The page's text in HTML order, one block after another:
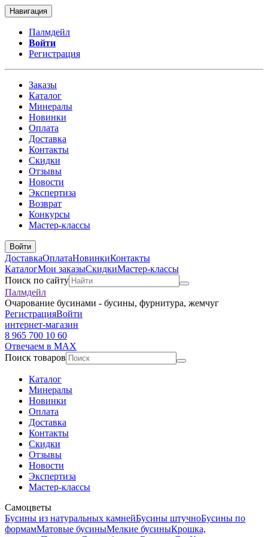
Навигация
Палмдейл
Войти
Регистрация
Заказы
Каталог
Минералы
Новинки
Оплата
Доставка
Контакты
Скидки
Отзывы
Новости
Экспертиза
Возврат
Конкурсы
Мастер-классы
Войти
ДоставкаОплатаНовинкиКонтакты
КаталогМои заказыСкидкиМастер-классы
Поиск по сайту
Палмдейл
Очарование бусинами - бусины, фурнитура, жемчуг
РегистрацияВойти
интернет-магазин
8 965 700 10 60
Отвечаем в MAX
Поиск товаров
Каталог
Минералы
Новинки
Оплата
Доставка
Контакты
Скидки
Отзывы
Новости
Экспертиза
Мастер-классы
Самоцветы
Бусины из натуральных камнейБусины штучноБусины по
формамМатовые бусиныМелкие бусиныКрошка,